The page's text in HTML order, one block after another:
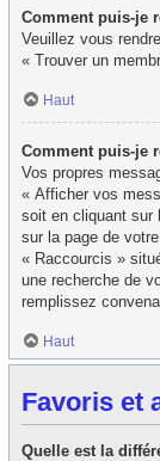
Comment puis-je
Veuillez vous
« Trouver un
Haut
Comment puis-je
Vos propres
« Afficher vos
soit en cliquant sur
sur la page de
« Raccourcis »
une recherche de
remplissez
Haut
Favoris et
Quelle est la